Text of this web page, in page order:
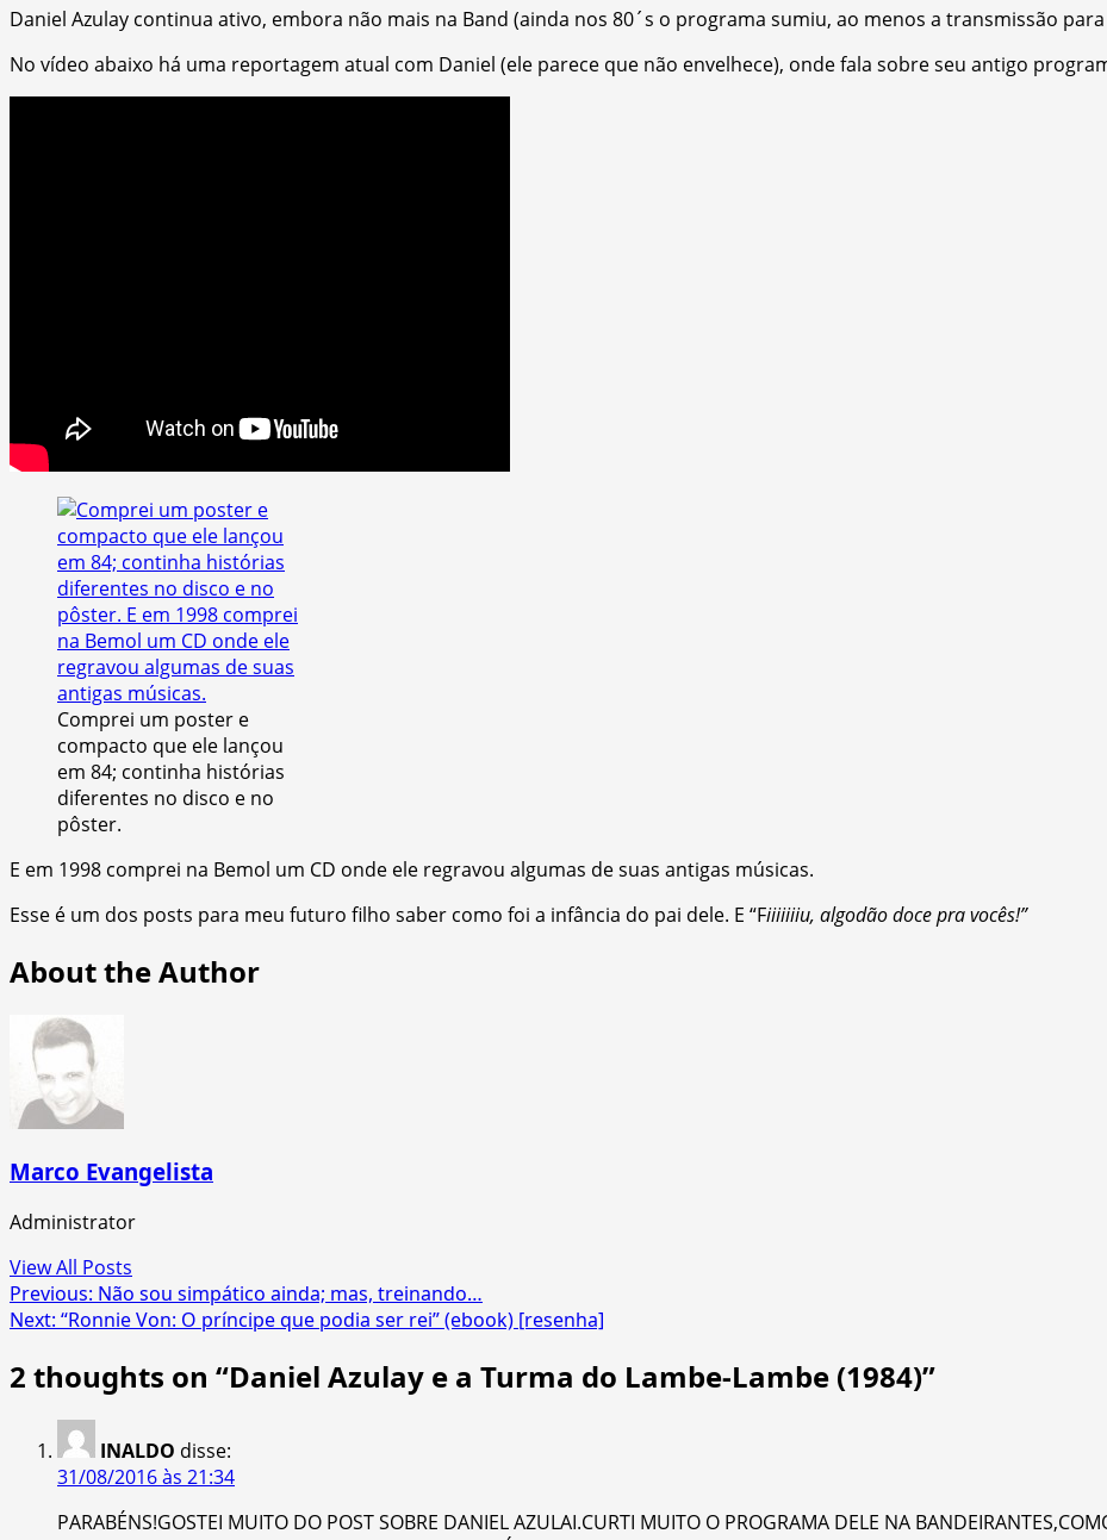
Daniel Azulay continua ativo, embora não mais na Band (ainda nos 80´s o programa sumiu, ao menos a transmissão
No vídeo abaixo há uma reportagem atual com Daniel (ele parece que não envelhece), onde fala sobre seu antigo
Comprei um poster e
compacto que ele lançou
em 84; continha histórias
diferentes no disco e no
pôster.
E em 1998 comprei na Bemol um CD onde ele regravou algumas de suas antigas músicas.
Esse é um dos posts para meu futuro filho saber como foi a infância do pai dele. E “Fiiiiiiiu, algodão doce pra vocês!”
About the Author
Marco Evangelista
Administrator
View All Posts
Post
navigation
Previous: Não sou simpático ainda; mas, treinando…
Next: “Ronnie Von: O príncipe que podia ser rei” (ebook) [resenha]
2 thoughts on “Daniel Azulay e a Turma do Lambe-Lambe (1984)”
INALDO disse:
31/08/2016 às 21:34
PARABÉNS!GOSTEI MUITO DO POST SOBRE DANIEL AZULAI.CURTI MUITO O PROGRAMA DELE NA